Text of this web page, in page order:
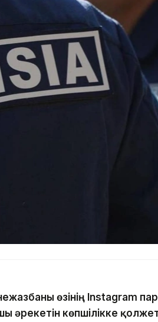
өзінің Instagram
әрекетін көпшілікке